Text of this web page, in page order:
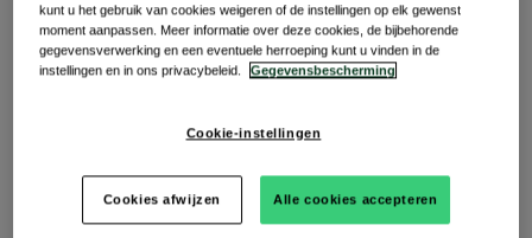
De telefoonlijnen van de medewerkers van de
klantenservice beginnen te gloeien.
En natuurlijk wordt het ook stressvol voor reismanagers.
De waarheid is dat er veel vraag is naar snelle, realtime
scenario's.
Wat kan het vandaag al? Wat zijn de grenzen? En hoe
kunt u het gebruik van cookies weigeren of de instellingen op elk gewenst
moment aanpassen. Meer informatie over deze cookies, de bijbehorende
gegevensverwerking en een eventuele herroeping kunt u vinden in de
instellingen en in ons privacybeleid.
Gegevensbescherming
Cookie-instellingen
Cookies afwijzen Alle cookies accepteren